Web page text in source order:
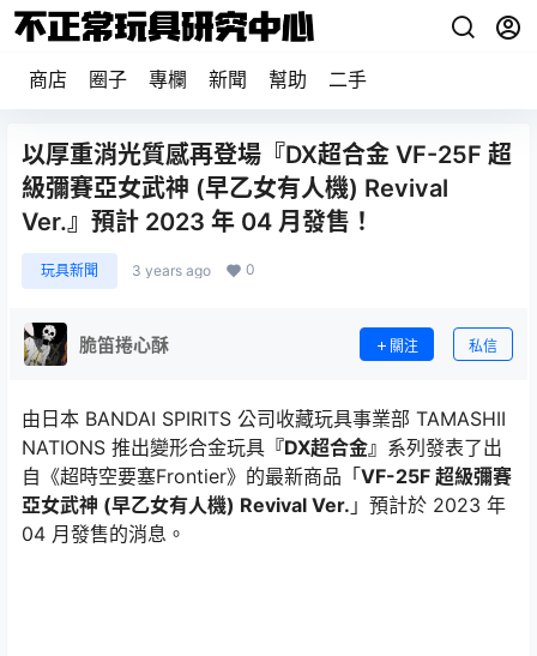
商店 圈子 專欄 新聞 幫助 二手
以厚重消光質感再登場『DX超合金 VF-25F 超
級彌賽亞女武神 (早乙女有人機) Revival
Ver.』預計 2023 年 04 月發售！
玩具新聞 3 years ago 0
脆笛捲心酥 關注 私信
由日本 BANDAI SPIRITS 公司收藏玩具事業部 TAMASHII
NATIONS 推出變形合金玩具 『DX超合金』 系列發表了出
自《超時空要塞Frontier》的最新商品「VF-25F 超級彌賽
亞女武神 (早乙女有人機) Revival Ver. 」預計於 2023 年
04 月發售的消息。